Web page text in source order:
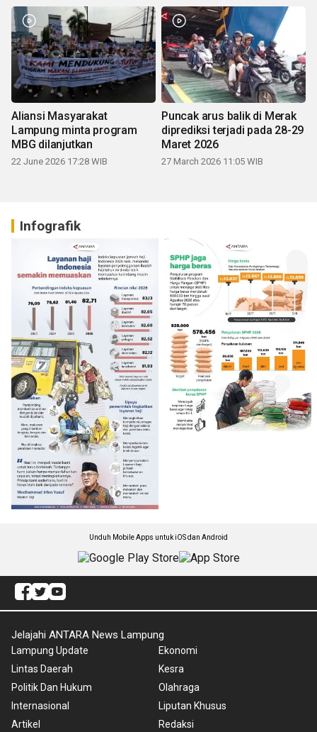
Aliansi Masyarakat
Lampung minta program
MBG dilanjutkan
22 June 2026 17:28 WIB
Puncak arus balik di Merak
diprediksi terjadi pada 28-29
Maret 2026
27 March 2026 11:05 WIB
Infografik
Unduh Mobile Apps untuk iOS dan Android
Jelajahi ANTARA News Lampung
Lampung Update
Lintas Daerah
Politik Dan Hukum
Internasional
Artikel
Ekonomi
Kesra
Olahraga
Liputan Khusus
Redaksi